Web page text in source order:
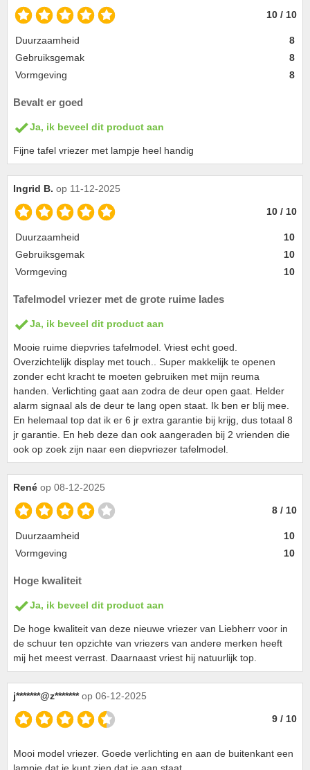
10 / 10
Duurzaamheid
8
Gebruiksgemak
8
Vormgeving
8
Bevalt er goed
Ja, ik beveel dit product aan
Fijne tafel vriezer met lampje heel handig
Ingrid B. op 11-12-2025
10 / 10
Duurzaamheid
10
Gebruiksgemak
10
Vormgeving
10
Tafelmodel vriezer met de grote ruime lades
Ja, ik beveel dit product aan
Mooie ruime diepvries tafelmodel. Vriest echt goed.
Overzichtelijk display met touch.. Super makkelijk te openen
zonder echt kracht te moeten gebruiken met mijn reuma
handen. Verlichting gaat aan zodra de deur open gaat. Helder
alarm signaal als de deur te lang open staat. Ik ben er blij mee.
En helemaal top dat ik er 6 jr extra garantie bij krijg, dus totaal 8
jr garantie. En heb deze dan ook aangeraden bij 2 vrienden die
ook op zoek zijn naar een diepvriezer tafelmodel.
René op 08-12-2025
8 / 10
Duurzaamheid
10
Vormgeving
10
Hoge kwaliteit
Ja, ik beveel dit product aan
De hoge kwaliteit van deze nieuwe vriezer van Liebherr voor in
de schuur ten opzichte van vriezers van andere merken heeft
mij het meest verrast. Daarnaast vriest hij natuurlijk top.
j*******@z******* op 06-12-2025
9 / 10
Mooi model vriezer. Goede verlichting en aan de buitenkant een